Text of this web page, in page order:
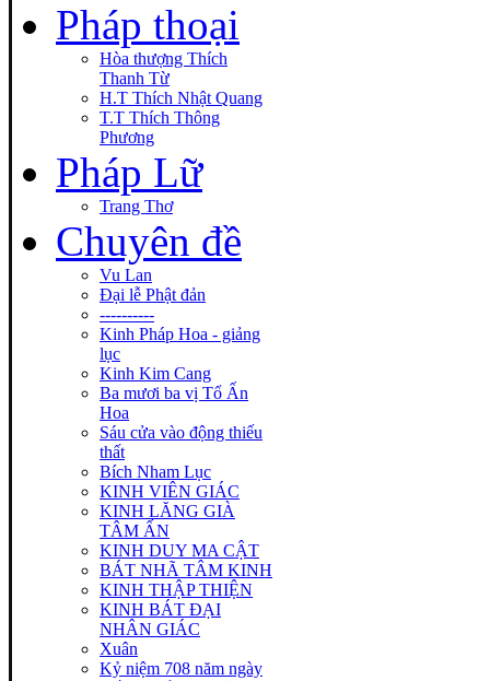
Pháp thoại
Hòa thượng Thích
Thanh Từ
H.T Thích Nhật Quang
T.T Thích Thông
Phương
Pháp Lữ
Trang Thơ
Chuyên đề
Vu Lan
Đại lễ Phật đản
----------
Kinh Pháp Hoa - giảng
lục
Kinh Kim Cang
Ba mươi ba vị Tổ Ấn
Hoa
Sáu cửa vào động thiếu
thất
Bích Nham Lục
KINH VIÊN GIÁC
KINH LĂNG GIÀ
TÂM ẤN
KINH DUY MA CẬT
BÁT NHÃ TÂM KINH
KINH THẬP THIỆN
KINH BÁT ĐẠI
NHÂN GIÁC
Xuân
Kỷ niệm 708 năm ngày